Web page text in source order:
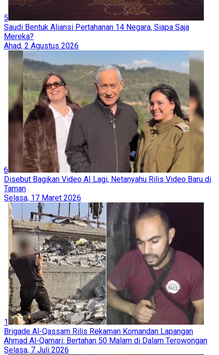
5
Saudi Bentuk Aliansi Pertahanan 14 Negara, Siapa Saja
Mereka?
Ahad, 2 Agustus 2026
6
Disebut Bagikan Video AI Lagi, Netanyahu Rilis Video Baru di
Taman
Selasa, 17 Maret 2026
1
Brigade Al-Qassam Rilis Rekaman Komandan Lapangan
Ahmad Al-Qamari: Bertahan 50 Malam di Dalam Terowongan
Selasa, 7 Juli 2026